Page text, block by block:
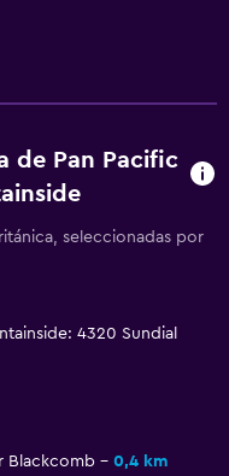
de Pan Pacific
seleccionadas por
4320 Sundial
Blackcomb
0,4 km